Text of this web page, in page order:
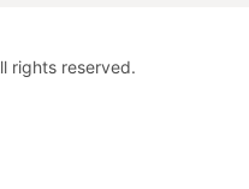
rights reserved.